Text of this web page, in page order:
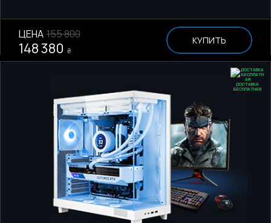
ЦЕНА 155 800
148 380 ₴
КУПИТЬ
ДОСТАВКА
БЕСПЛАТНАЯ